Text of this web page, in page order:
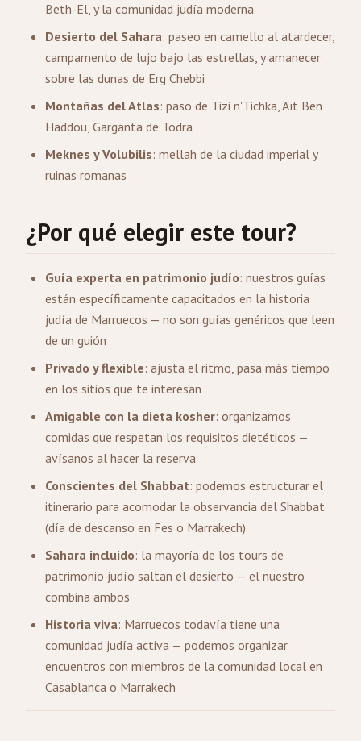
Beth-El, y la comunidad judía moderna
Desierto del Sahara: paseo en camello al atardecer,
campamento de lujo bajo las estrellas, y amanecer
sobre las dunas de Erg Chebbi
Montañas del Atlas: paso de Tizi n'Tichka, Aït Ben
Haddou, Garganta de Todra
Meknes y Volubilis: mellah de la ciudad imperial y
ruinas romanas
¿Por qué elegir este tour?
Guía experta en patrimonio judío: nuestros guías
están específicamente capacitados en la historia
judía de Marruecos — no son guías genéricos que leen
de un guión
Privado y flexible: ajusta el ritmo, pasa más tiempo
en los sitios que te interesan
Amigable con la dieta kosher: organizamos
comidas que respetan los requisitos dietéticos —
avísanos al hacer la reserva
Conscientes del Shabbat: podemos estructurar el
itinerario para acomodar la observancia del Shabbat
(día de descanso en Fes o Marrakech)
Sahara incluido: la mayoría de los tours de
patrimonio judío saltan el desierto — el nuestro
combina ambos
Historia viva: Marruecos todavía tiene una
comunidad judía activa — podemos organizar
encuentros con miembros de la comunidad local en
Casablanca o Marrakech